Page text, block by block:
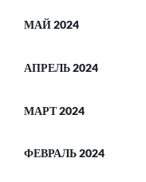
МАЙ 2024
АПРЕЛЬ 2024
МАРТ 2024
ФЕВРАЛЬ 2024